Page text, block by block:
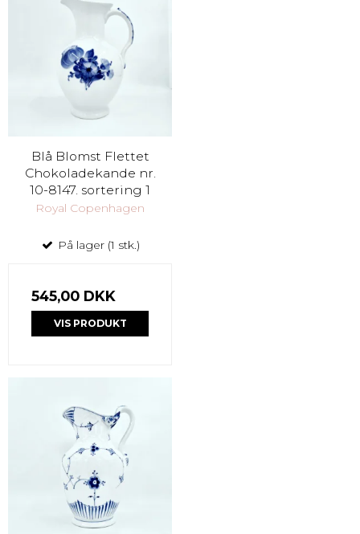
Blå Blomst Flettet
Chokoladekande nr.
10-8147. sortering 1
Royal Copenhagen
På lager (1 stk.)
545,00 DKK
VIS PRODUKT